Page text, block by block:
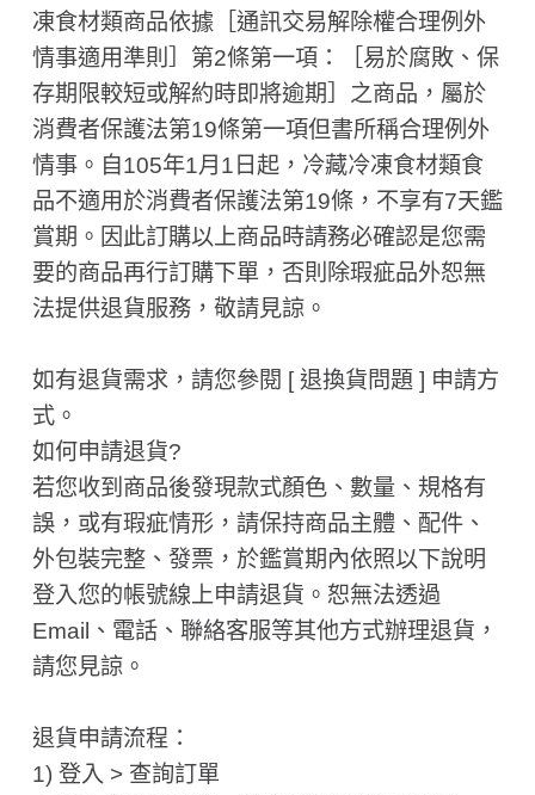
凍食材類商品依據［通訊交易解除權合理例外
情事適用準則］第2條第一項：［易於腐敗、保
存期限較短或解約時即將逾期］之商品，屬於
消費者保護法第19條第一項但書所稱合理例外
情事。自105年1月1日起，冷藏冷凍食材類食
品不適用於消費者保護法第19條，不享有7天鑑
賞期。因此訂購以上商品時請務必確認是您需
要的商品再行訂購下單，否則除瑕疵品外恕無
法提供退貨服務，敬請見諒。
如有退貨需求，請您參閱 [ 退換貨問題 ] 申請方
式。
如何申請退貨?
若您收到商品後發現款式顏色、數量、規格有
誤，或有瑕疵情形，請保持商品主體、配件、
外包裝完整、發票，於鑑賞期內依照以下說明
登入您的帳號線上申請退貨。恕無法透過
Email、電話、聯絡客服等其他方式辦理退貨，
請您見諒。
退貨申請流程：
1) 登入 > 查詢訂單